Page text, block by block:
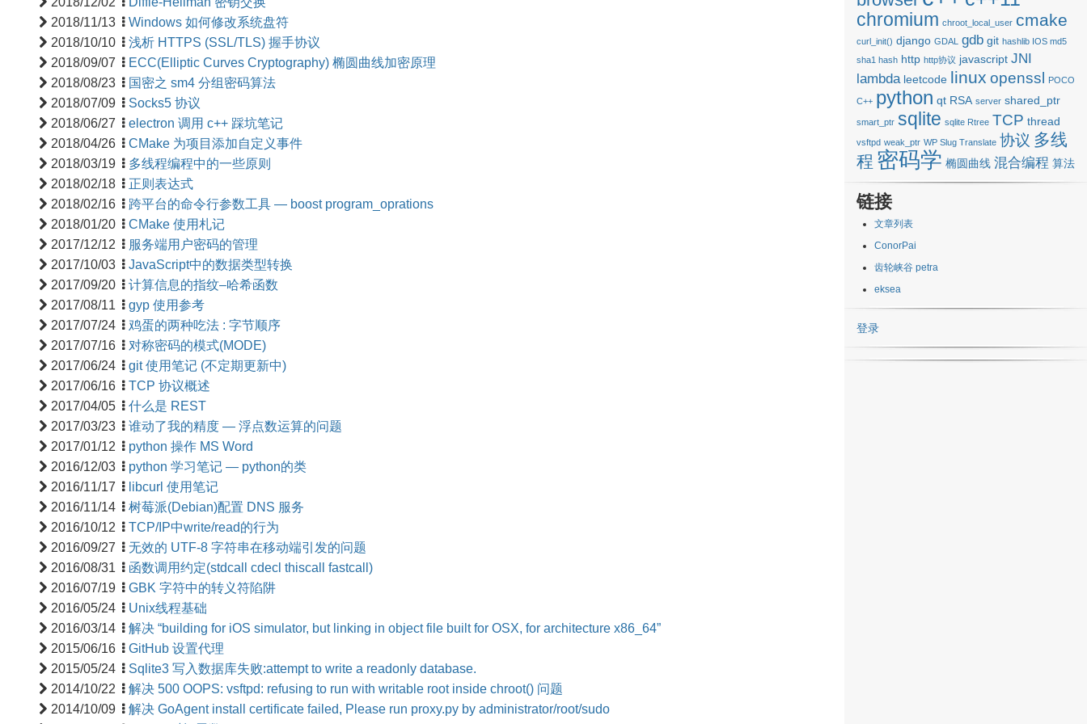
2018/11/13
Windows 如何修改系统盘符
2018/10/10
浅析 HTTPS (SSL/TLS) 握手协议
2018/09/07
ECC(Elliptic Curves Cryptography) 椭圆曲线加密原理
2018/08/23
国密之 sm4 分组密码算法
2018/07/09
Socks5 协议
2018/06/27
electron 调用 c++ 踩坑笔记
2018/04/26
CMake 为项目添加自定义事件
2018/03/19
多线程编程中的一些原则
2018/02/18
正则表达式
2018/02/16
跨平台的命令行参数工具 — boost program_oprations
2018/01/20
CMake 使用札记
2017/12/12
服务端用户密码的管理
2017/10/03
JavaScript中的数据类型转换
2017/09/20
计算信息的指纹–哈希函数
2017/08/11
gyp 使用参考
2017/07/24
鸡蛋的两种吃法 : 字节顺序
2017/07/16
对称密码的模式(MODE)
2017/06/24
git 使用笔记 (不定期更新中)
2017/06/16
TCP 协议概述
2017/04/05
什么是 REST
2017/03/23
谁动了我的精度 — 浮点数运算的问题
2017/01/12
python 操作 MS Word
2016/12/03
python 学习笔记 — python的类
2016/11/17
libcurl 使用笔记
2016/11/14
树莓派(Debian)配置 DNS 服务
2016/10/12
TCP/IP中write/read的行为
2016/09/27
无效的 UTF-8 字符串在移动端引发的问题
2016/08/31
函数调用约定(stdcall cdecl thiscall fastcall)
2016/07/19
GBK 字符中的转义符陷阱
2016/05/24
Unix线程基础
2016/03/14
解决 “building for iOS simulator, but linking in object file built for OSX, for architecture x86_64”
2015/06/16
GitHub 设置代理
2015/05/24
Sqlite3 写入数据库失败:attempt to write a readonly database.
2014/10/22
解决 500 OOPS: vsftpd: refusing to run with writable root inside chroot() 问题
2014/10/09
解决 GoAgent install certificate failed, Please run proxy.py by administrator/root/sudo
chromium chroot_local_user cmake
curl_init() django GDAL gdb git hashlib IOS md5
sha1 hash http http协议 javascript JNI
lambda leetcode linux openssl POCO
C++ python qt RSA server shared_ptr
smart_ptr sqlite sqlite Rtree TCP thread
vsftpd weak_ptr WP Slug Translate 协议 多线
程 密码学 椭圆曲线 混合编程 算法
链接
文章列表
ConorPai
齿轮峡谷 petra
eksea
登录